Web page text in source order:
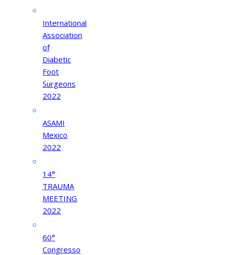
International
Association
of
Diabetic
Foot
Surgeons
2022
ASAMI
Mexico
2022
14°
TRAUMA
MEETING
2022
60°
Congresso